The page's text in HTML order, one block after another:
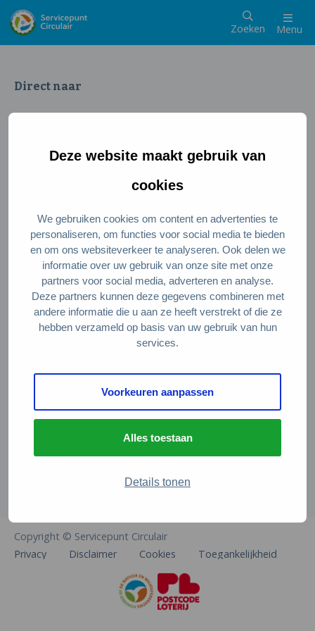
Deze website maakt gebruik van
cookies
We gebruiken cookies om content en advertenties te
personaliseren, om functies voor social media te bieden
en om ons websiteverkeer te analyseren. Ook delen we
informatie over uw gebruik van onze site met onze
partners voor social media, adverteren en analyse.
Deze partners kunnen deze gegevens combineren met
andere informatie die u aan ze heeft verstrekt of die ze
hebben verzameld op basis van uw gebruik van hun
services.
Voorkeuren aanpassen
Alles toestaan
Details tonen
Zoeken Menu
Direct naar
Wat is een circulaire samenleving
Meedoen als ondernemer
Circulaire producten en diensten
Wie zijn wij?
Over ons
Stel je vraag
Servicepunt Team
Veelgestelde vragen
De Natuur en Milieufederaties
Arthur van Schendelstraat 600
info@natuurenmilieufederaties.nl
Copyright © Servicepunt Circulair
Privacy
Disclaimer Cookies Toegankelijkheid